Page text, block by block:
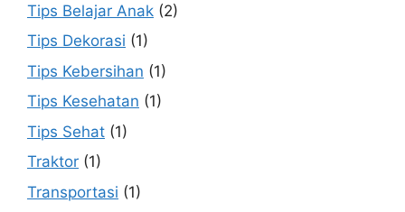
Tips Belajar Anak (2)
Tips Dekorasi (1)
Tips Kebersihan (1)
Tips Kesehatan (1)
Tips Sehat (1)
Traktor (1)
Transportasi (1)